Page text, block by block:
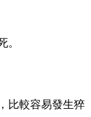
。
比較容易發生猝